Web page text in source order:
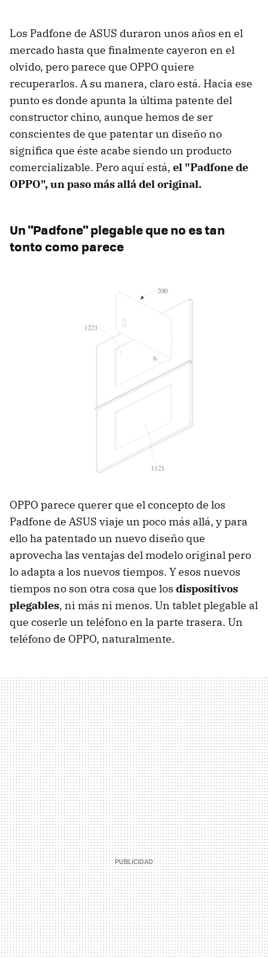
Los Padfone de ASUS duraron unos años en el
mercado hasta que finalmente cayeron en el
olvido, pero parece que OPPO quiere
recuperarlos. A su manera, claro está. Hacia ese
punto es donde apunta la última patente del
constructor chino, aunque hemos de ser
conscientes de que patentar un diseño no
significa que éste acabe siendo un producto
comercializable. Pero aquí está, el "Padfone de
OPPO", un paso más allá del original.
Un "Padfone" plegable que no es tan
tonto como parece
OPPO parece querer que el concepto de los
Padfone de ASUS viaje un poco más allá, y para
ello ha patentado un nuevo diseño que
aprovecha las ventajas del modelo original pero
lo adapta a los nuevos tiempos. Y esos nuevos
tiempos no son otra cosa que los dispositivos
plegables, ni más ni menos. Un tablet plegable al
que coserle un teléfono en la parte trasera. Un
teléfono de OPPO, naturalmente.